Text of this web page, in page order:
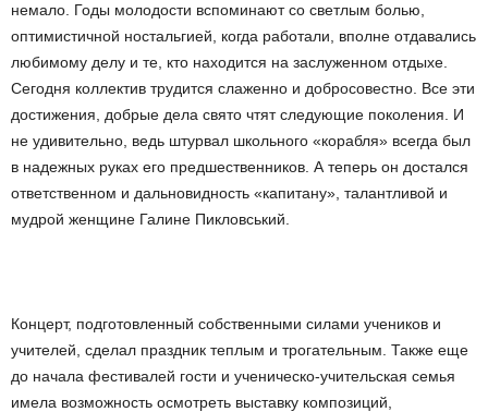
немало. Годы молодости вспоминают со светлым болью,
оптимистичной ностальгией, когда работали, вполне отдавались
любимому делу и те, кто находится на заслуженном отдыхе.
Сегодня коллектив трудится слаженно и добросовестно. Все эти
достижения, добрые дела свято чтят следующие поколения. И
не удивительно, ведь штурвал школьного «корабля» всегда был
в надежных руках его предшественников. А теперь он достался
ответственном и дальновидность «капитану», талантливой и
мудрой женщине Галине Пикловський.
Концерт, подготовленный собственными силами учеников и
учителей, сделал праздник теплым и трогательным. Также еще
до начала фестивалей гости и ученическо-учительская семья
имела возможность осмотреть выставку композиций,